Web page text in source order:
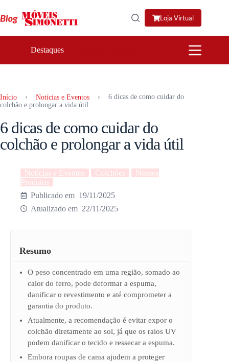
para
o
Loja Virtual
Destaques
Início › Notícias e Eventos ›
6 dicas de como cuidar do
colchão e prolongar a vida útil
6 dicas de como cuidar do
colchão e prolongar a vida útil
Notícias e Eventos Colchões
Nossos
Produtos
19/11/2025
22/11/2025
Resumo
O peso concentrado em uma região, somado ao
calor do ferro, pode deformar a espuma,
danificar o revestimento e até comprometer a
garantia do produto.
Atualmente, a recomendação é evitar expor o
colchão diretamente ao sol, já que os raios UV
podem danificar o tecido e ressecar a espuma.
Embora roupas de cama ajudem a proteger